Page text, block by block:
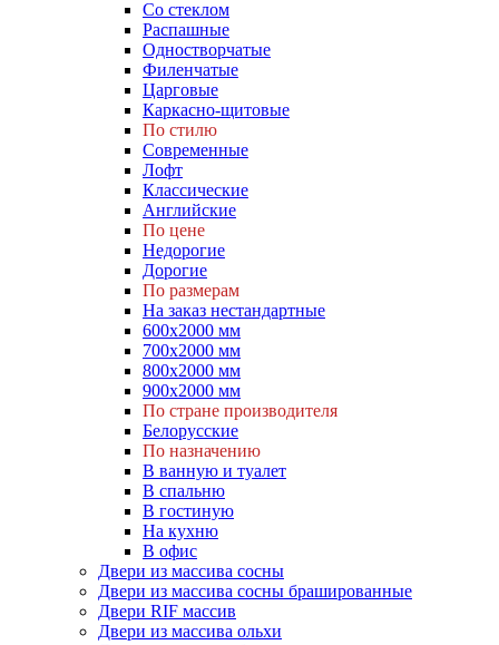
Со стеклом
Распашные
Одностворчатые
Филенчатые
Царговые
Каркасно-щитовые
По стилю
Современные
Лофт
Классические
Английские
По цене
Недорогие
Дорогие
По размерам
На заказ нестандартные
600х2000 мм
700х2000 мм
800х2000 мм
900х2000 мм
По стране производителя
Белорусские
По назначению
В ванную и туалет
В спальню
В гостиную
На кухню
В офис
Двери из массива сосны
Двери из массива сосны брашированные
Двери RIF массив
Двери из массива ольхи